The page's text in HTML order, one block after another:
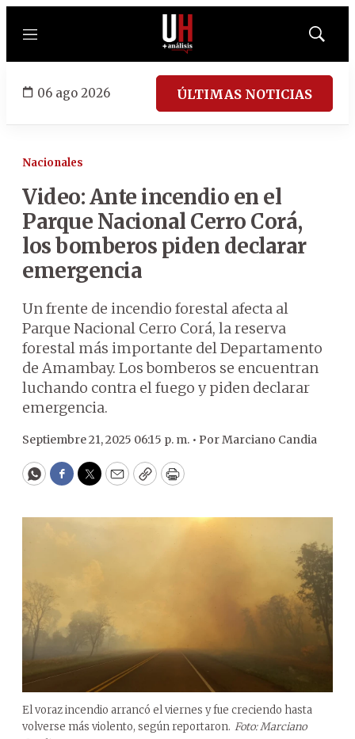
Menú
Mostrar
06 ago 2026 ÚLTIMAS NOTICIAS
Nacionales
Video: Ante incendio en el
Parque Nacional Cerro Corá,
los bomberos piden declarar
emergencia
Un frente de incendio forestal afecta al
Parque Nacional Cerro Corá, la reserva
forestal más importante del Departamento
de Amambay. Los bomberos se encuentran
luchando contra el fuego y piden declarar
emergencia.
Septiembre 21, 2025 06:15 p. m. • PorMarciano Candia
WhatsApp
Facebook
Twitter
EmailCopyPrint
El voraz incendio arrancó el viernes y fue creciendo hasta
volverse más violento, según reportaron. Foto: Marciano